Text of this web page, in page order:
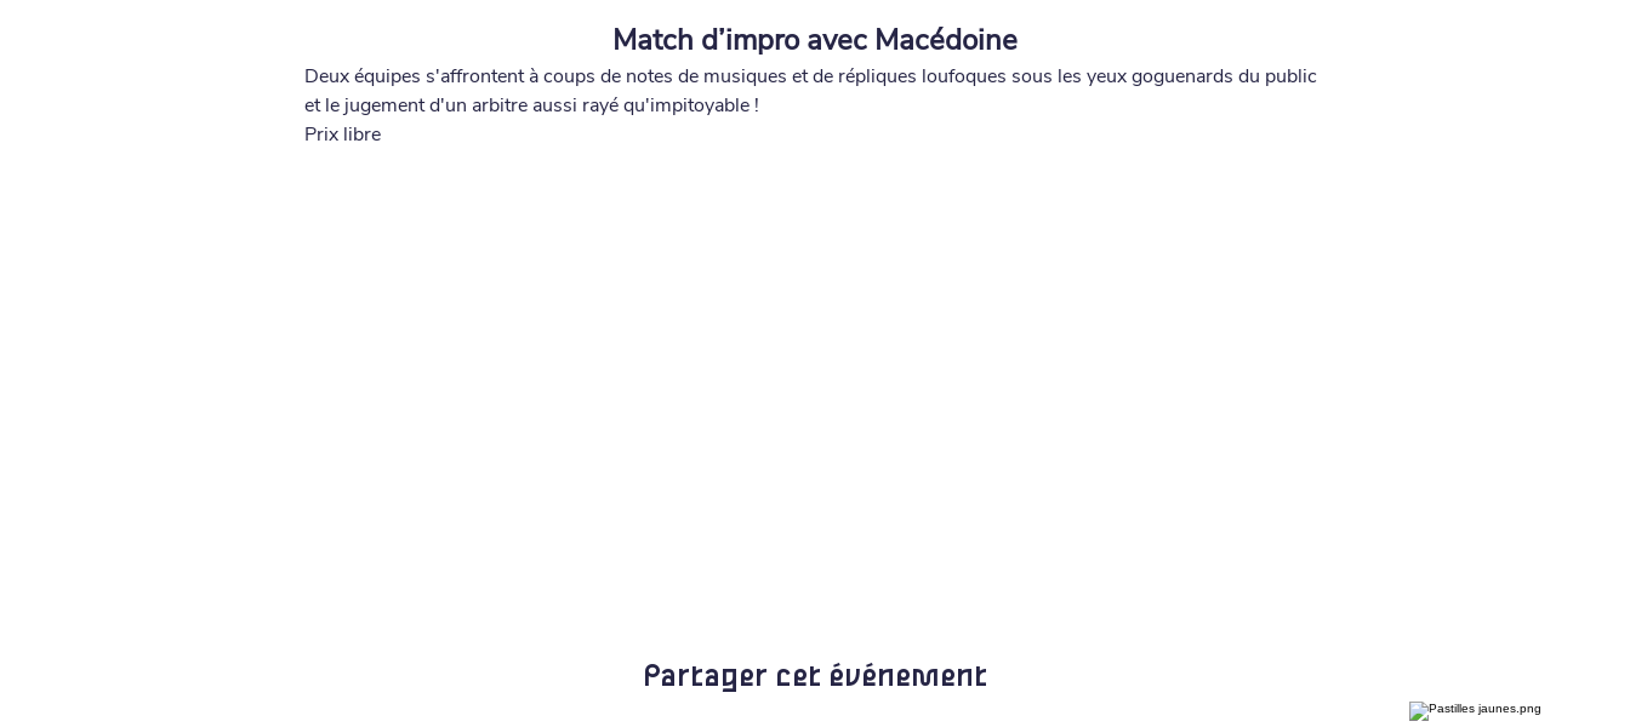
Match d’impro avec Macédoine
Deux équipes s'affrontent à coups de notes de musiques et de répliques loufoques sous les yeux goguenards du public
et le jugement d'un arbitre aussi rayé qu'impitoyable !
Prix libre
Partager cet événement